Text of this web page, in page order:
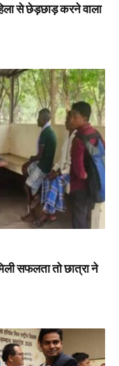
से छेड़छाड़ करने वाला
सफलता तो छात्रा ने